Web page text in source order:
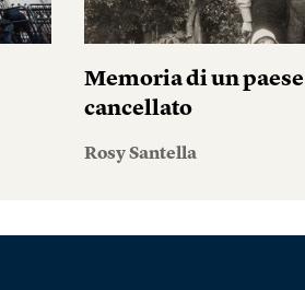
Memoria di un paese
cancellato
Rosy Santella